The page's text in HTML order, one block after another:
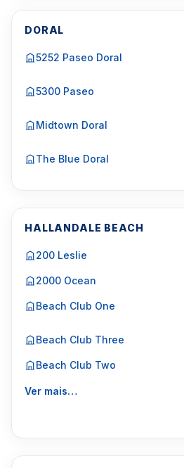
DORAL
5252 Paseo Doral
5300 Paseo
Midtown Doral
The Blue Doral
HALLANDALE BEACH
200 Leslie
2000 Ocean
Beach Club One
Beach Club Three
Beach Club Two
Ver mais…